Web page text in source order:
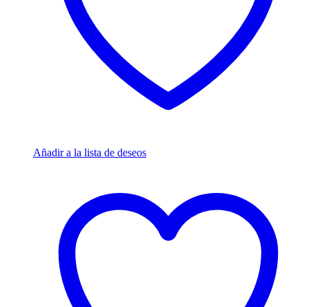
Añadir a la lista de deseos